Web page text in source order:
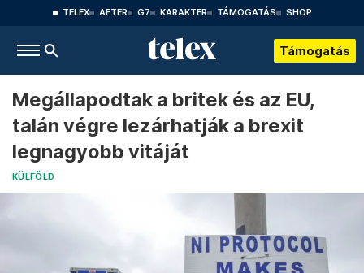
TELEX AFTER G7 KARAKTER TÁMOGATÁS SHOP
Támogatás
Megállapodtak a britek és az EU,
talán végre lezárhatják a brexit
legnagyobb vitáját
KÜLFÖLD